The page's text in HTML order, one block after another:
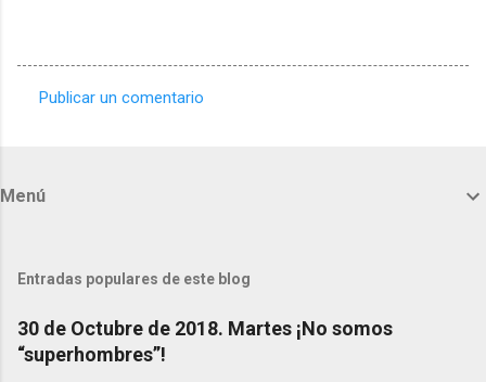
t
r
i
Publicar un comentario
Menú
Entradas populares de este blog
30 de Octubre de 2018. Martes ¡No somos
“superhombres”!